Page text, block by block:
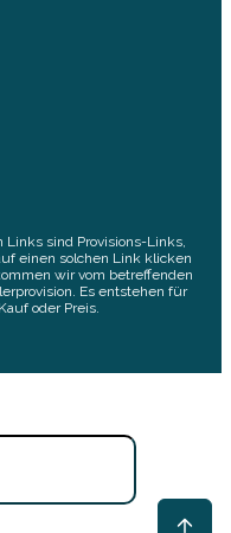
Links sind Provisions-Links,
einen solchen Link klicken
wir vom betreffenden
Es entstehen für
oder Preis.